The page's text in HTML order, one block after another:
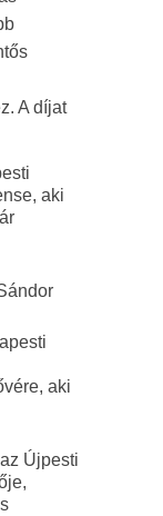
A díjat
aki
aki
Újpesti